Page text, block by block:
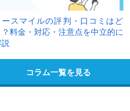
ースマイルの評判・口コミはど
？料金・対応・注意点を中立的に
コラム一覧を見る